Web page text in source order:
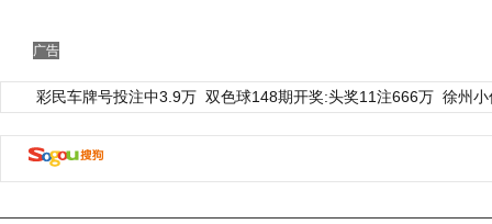
广告
彩民车牌号投注中3.9万 双色球148期开奖:头奖11注666万 徐州